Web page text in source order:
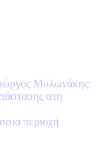
Μυλωνάκης:
στη
περιοχή